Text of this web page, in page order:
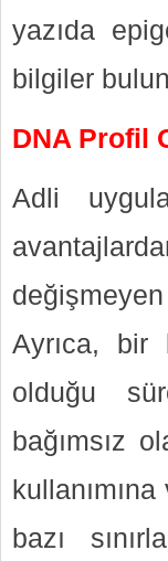
yazıda
bilgiler
DNA Profil
Adli
Ayrıca, bir
olduğu
bağımsız
bazı